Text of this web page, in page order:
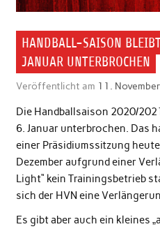
HANDBALL-SAISON
JANUAR UNTERBROCHEN
Veröffentlicht am 11.
Die Handballsaison 2020/
6. Januar unterbrochen. Das
einer Präsidiumssitzung
Dezember aufgrund einer
Light“ kein Trainingsbetrieb
sich der HVN eine
Es gibt aber auch ein kleines